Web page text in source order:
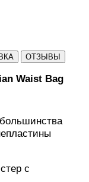
ОТЗЫВЫ
Waist Bag
с